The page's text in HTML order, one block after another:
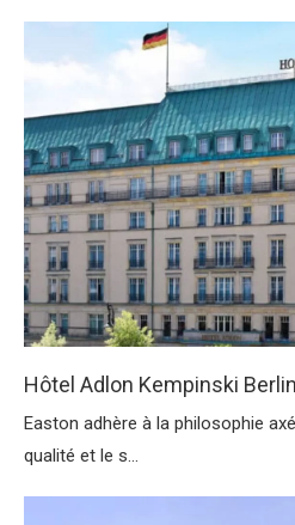
Hôtel Adlon Kempinski Berlin
Easton adhère à la philosophie
qualité et le s...